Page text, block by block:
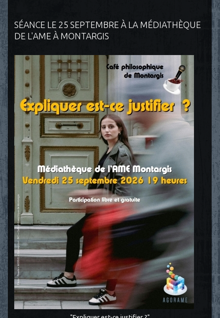
SÉANCE LE 25 SEPTEMBRE À LA MÉDIATHÈQUE
DE L'AME À MONTARGIS